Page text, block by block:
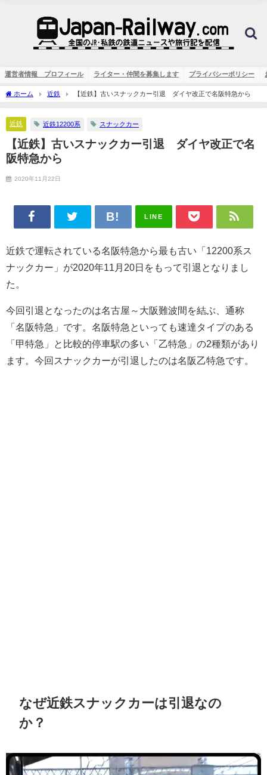
運営者情報 プロフィール ライター・仲間を募集します プライバシーポリシー
ホーム 近鉄 【近鉄】古いスナックカー引退 ダイヤ改正で名阪特急から
近鉄 近鉄12200系 スナックカー
【近鉄】古いスナックカー引退 ダイヤ改正で名
阪特急から
2020年11月22日
LINE
近鉄で運転されている名阪特急から最も古い「12200系ス
ナックカー」が2020年11月20日をもって引退となりまし
た。
今回引退となったのは名古屋～大阪難波間を結ぶ、通称
「名阪特急」です。名阪特急といっても速達タイプのある
「甲特急」と比較的停車駅の多い「乙特急」の2種類があり
ます。今回スナックカーが引退したのは名阪乙特急です。
なぜ近鉄スナックカーは引退なの
か？